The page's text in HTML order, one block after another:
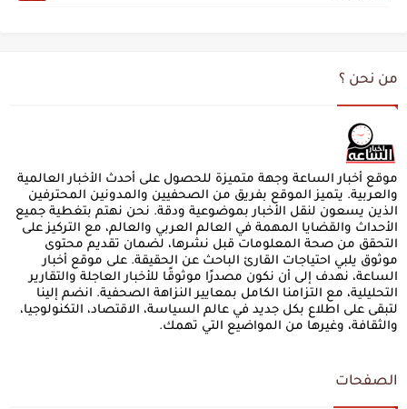
من نحن ؟
موقع أخبار الساعة وجهة متميزة للحصول على أحدث الأخبار العالمية
والعربية. يتميز الموقع بفريق من الصحفيين والمدونين المحترفين
الذين يسعون لنقل الأخبار بموضوعية ودقة. نحن نهتم بتغطية جميع
الأحداث والقضايا المهمة في العالم العربي والعالم، مع التركيز على
التحقق من صحة المعلومات قبل نشرها، لضمان تقديم محتوى
موثوق يلبي احتياجات القارئ الباحث عن الحقيقة. على موقع أخبار
الساعة، نهدف إلى أن نكون مصدرًا موثوقًا للأخبار العاجلة والتقارير
التحليلية، مع التزامنا الكامل بمعايير النزاهة الصحفية. انضم إلينا
لتبقى على اطلاع بكل جديد في عالم السياسة، الاقتصاد، التكنولوجيا،
والثقافة، وغيرها من المواضيع التي تهمك.
الصفحات